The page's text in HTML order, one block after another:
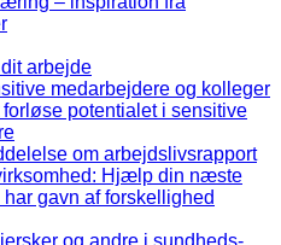
arbejde
medarbejdere og kolleger
forløse potentialet i sensitive
om arbejdslivsrapport
Hjælp din næste
gavn af forskellighed
og andre i sundheds-